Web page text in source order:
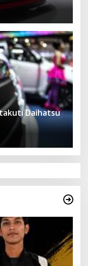
Daihatsu